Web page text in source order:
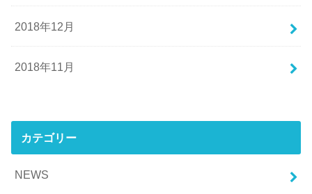
2018年12月
2018年11月
カテゴリー
NEWS